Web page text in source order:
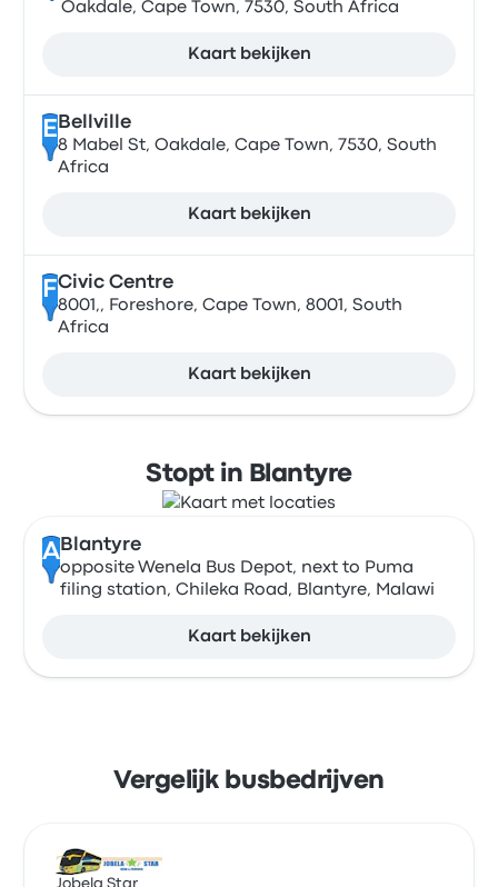
Oakdale, Cape Town, 7530, South Africa
Kaart bekijken
E Bellville
8 Mabel St, Oakdale, Cape Town, 7530, South
Africa
Kaart bekijken
FCivic Centre
8001,, Foreshore, Cape Town, 8001, South
Africa
Kaart bekijken
Stopt in Blantyre
A Blantyre
opposite Wenela Bus Depot, next to Puma
filing station, Chileka Road, Blantyre, Malawi
Kaart bekijken
Vergelijk busbedrijven
Jobela Star